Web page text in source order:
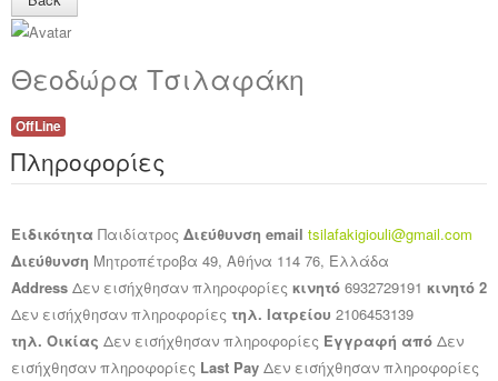
Θεοδώρα Τσιλαφάκη
OffLine
Πληροφορίες
Ειδικότητα Παιδίατρος Διεύθυνση email tsilafakigiouli@gmail.com
Διεύθυνση Μητροπέτροβα 49, Αθήνα 114 76, Ελλάδα
Address Δεν εισήχθησαν πληροφορίες κινητό 6932729191 κινητό 2
Δεν εισήχθησαν πληροφορίες τηλ. Ιατρείου 2106453139
τηλ. Οικίας Δεν εισήχθησαν πληροφορίες Εγγραφή από Δεν
εισήχθησαν πληροφορίες Last Pay Δεν εισήχθησαν πληροφορίες
Ανακοινώσεις
Εργαλεία για Παιδιάτρους
Χρήσιμα Links
Επεξεργασία Προφίλ